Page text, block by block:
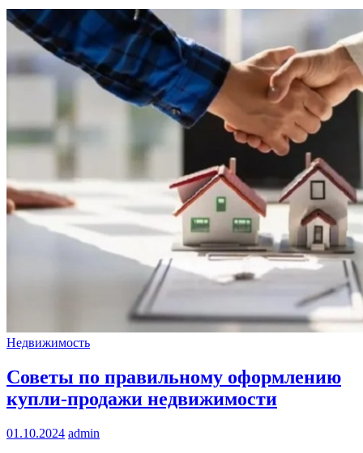
Недвижимость
Советы по правильному оформлению
купли-продажи недвижимости
01.10.2024 admin